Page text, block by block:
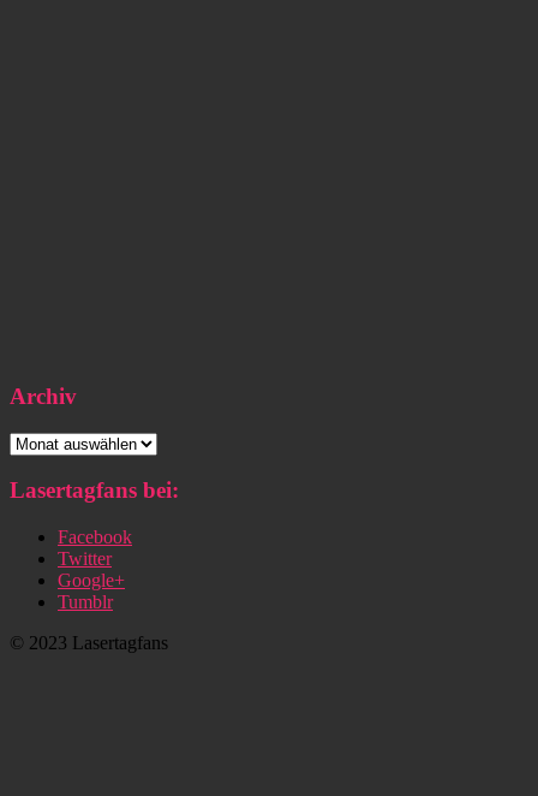
Archiv
Archiv
Lasertagfans bei:
Facebook
Twitter
Google+
Tumblr
© 2023 Lasertagfans